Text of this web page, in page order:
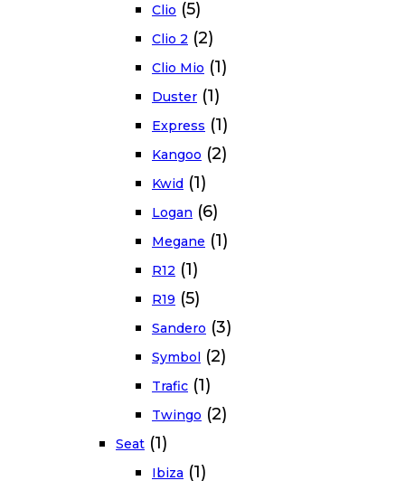
Clio (5)
Clio 2 (2)
Clio Mio (1)
Duster (1)
Express (1)
Kangoo (2)
Kwid (1)
Logan (6)
Megane (1)
R12 (1)
R19 (5)
Sandero (3)
Symbol (2)
Trafic (1)
Twingo (2)
Seat (1)
Ibiza (1)